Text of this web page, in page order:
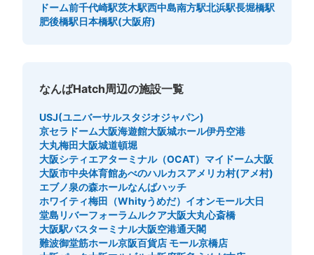
北西の改札口の正面にある。 人通り多い
保管できる荷物数
/ ¥800 中 4/ ¥600小:25 / ¥500
支払い方法
現金, QR決済
このコインロッカーの位置を見る
ドーム前千代崎駅茨木駅西中島南方駅北浜駅長堀橋駅
肥後橋駅日本橋駅(大阪府)
なんばHatch周辺の施設一覧
USJ(ユニバーサルスタジオジャパン)
京セラドーム大阪海遊館大阪城ホール伊丹空港
大丸梅田大阪城道頓堀
大阪シティエアターミナル（OCAT） マイドーム大阪
大阪市中央体育館あべのハルカスアメリカ村(アメ村)
エブノ泉の森ホールなんばハッチ
ホワイティ梅田（Whityうめだ） イオンモール大日
堂島リバーフォーラムルクア大阪大丸心斎橋
大阪駅バスターミナル大阪空港通天閣
難波御堂筋ホール京阪百貨店 モール京橋店